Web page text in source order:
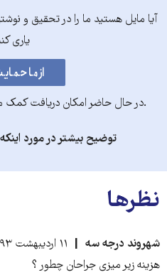
آیا مایل هستید ما را در تحقیق و
یاری
.در حال حاضر امکان دریافت کمک
توضیح بیشتر در مورد
نظرها
شهروند درجه سه
۱۱ اردیبهشت ۱۳۹۳، ۲۰:۵۶
هزینه زیر میزی جراحان چطور ؟